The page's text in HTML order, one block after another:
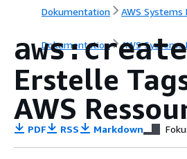
Dokumentation AWS Systems
Dokumentation AWS Systems
Erstelle
AWS
PDF RSS Markdown